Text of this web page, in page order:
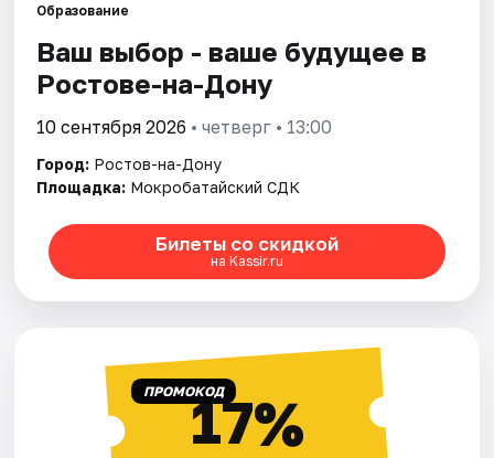
Образование
Ваш выбор - ваше будущее в
Ростове-на-Дону
10 сентября 2026 • четверг • 13:00
Город: Ростов-на-Дону
Площадка: Мокробатайский СДК
Билеты со скидкой
на Kassir.ru
ПРОМОКОД17%